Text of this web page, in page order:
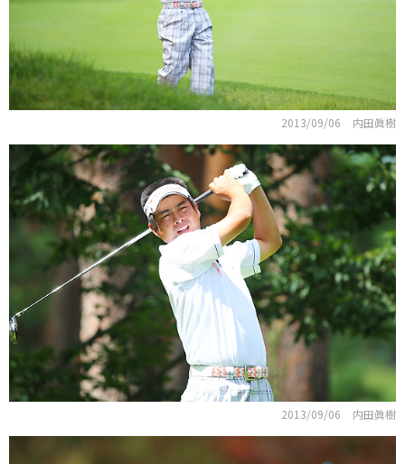
2013/09/06 内田眞樹
2013/09/06 内田眞樹